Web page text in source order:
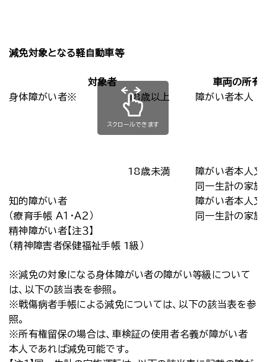
減免対象となる軽自動車等
対象者
車両の所有
身体障がい者※
18歳以上 障がい者本人
18歳未満
障がい者本人又
同一生計の家族
知的障がい者
（療育手帳 Ａ１・Ａ２）
障がい者本人又
同一生計の家族
精神障がい者【注３】
（精神障害者保健福祉手帳 1級）
スクロールできます
※減免の対象になる身体障がい者の障がい等級について
は、以下の該当表を参照。
※戦傷病者手帳による減免については、以下の該当表を参
照。
※所有権留保の場合は、車検証の使用者名義が障がい者
本人であれば減免可能です。